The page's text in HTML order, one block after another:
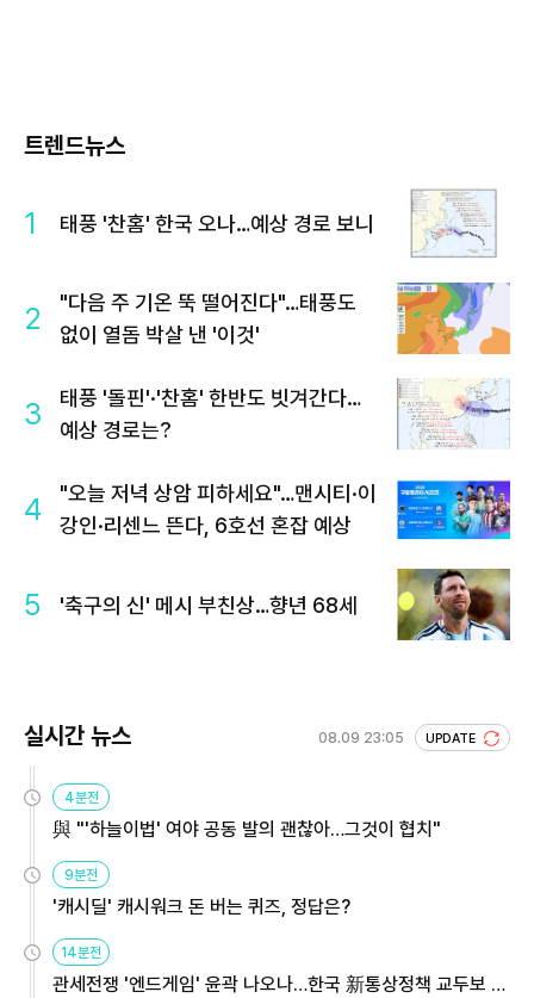
트렌드뉴스
1 태풍 '찬홈' 한국 오나…예상 경로 보니
2
"다음 주 기온 뚝 떨어진다"…태풍도
없이 열돔 박살 낸 '이것'
3
태풍 '돌핀'·'찬홈' 한반도 빗겨간다…
예상 경로는?
4
"오늘 저녁 상암 피하세요"…맨시티·이
강인·리센느 뜬다, 6호선 혼잡 예상
5 '축구의 신' 메시 부친상…향년 68세
실시간 뉴스 08.09 23:05 UPDATE
4분전
與 "'하늘이법' 여야 공동 발의 괜찮아…그것이 협치"
9분전
'캐시딜' 캐시워크 돈 버는 퀴즈, 정답은?
14분전
관세전쟁 '엔드게임' 윤곽 나오나…한국 新통상정책 교두보 활